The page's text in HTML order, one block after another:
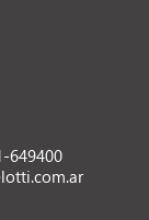
649400